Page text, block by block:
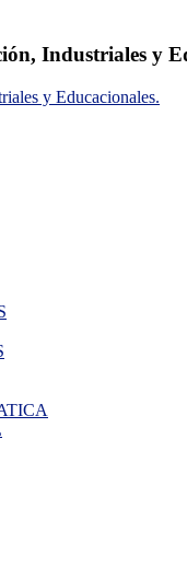
Industriales y